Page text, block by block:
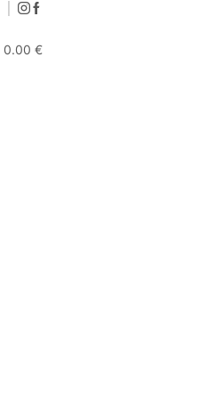
0.00 €